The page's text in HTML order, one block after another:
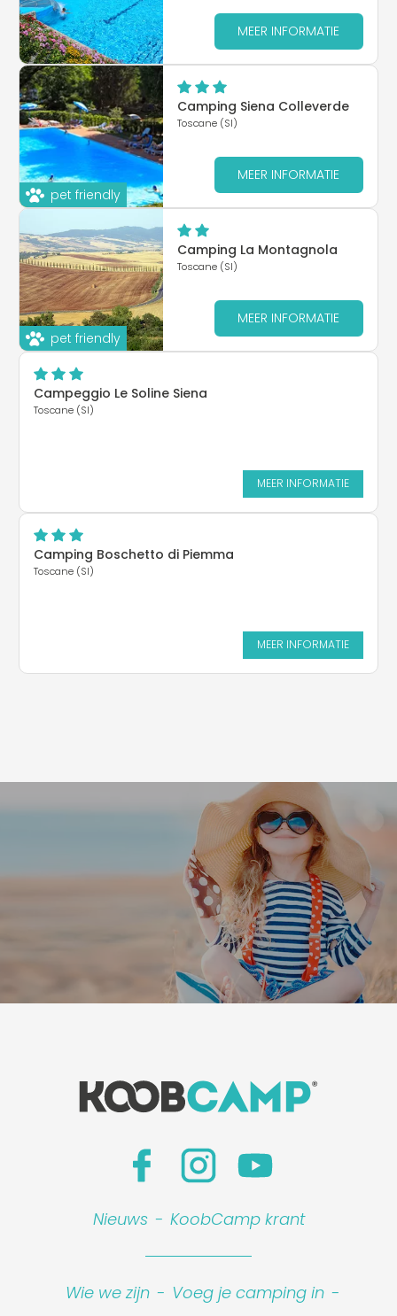
MEER INFORMATIE
pet friendly
Camping Siena Colleverde
Toscane (SI)
MEER INFORMATIE
pet friendly
Camping La Montagnola
Toscane (SI)
MEER INFORMATIE
Campeggio Le Soline Siena
Toscane (SI)
MEER INFORMATIE
Camping Boschetto di Piemma
Toscane (SI)
MEER INFORMATIE
Nieuws - KoobCamp krant
Wie we zijn - Voeg je camping in -